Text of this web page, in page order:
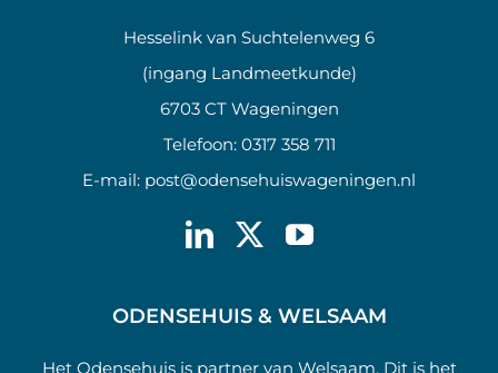
Hesselink van Suchtelenweg 6
(ingang Landmeetkunde)
6703 CT Wageningen
Telefoon: 0317 358 711
E-mail: post@odensehuiswageningen.nl
ODENSEHUIS & WELSAAM
Het Odensehuis is partner van Welsaam. Dit is het